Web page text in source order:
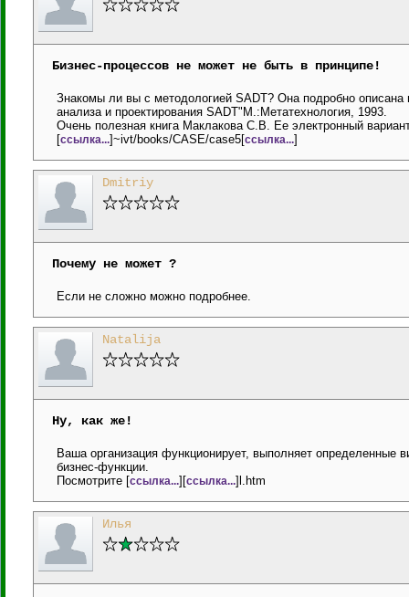
Бизнес-процессов не может не быть в принципе!
Знакомы ли вы с методологией SADT? Она подробно
анализа и проектирования SADT"M.:Meтaтexнoлoгия, 1993.
Очень полезная книга Маклакова С.В. Ее электронный
[ссылка...]~ivt/books/CASE/case5[ссылка...]
Dmitriy
Почему не может ?
Если не сложно можно подробнее.
Natalija
Ну, как же!
Ваша организация функционирует, выполняет определенные
бизнес-функции.
Посмотрите [ссылка...][ссылка...]l.htm
Илья